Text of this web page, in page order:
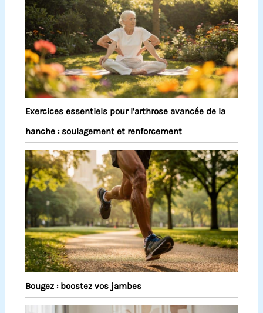
Exercices essentiels pour l’arthrose avancée de la
hanche : soulagement et renforcement
Bougez : boostez vos jambes